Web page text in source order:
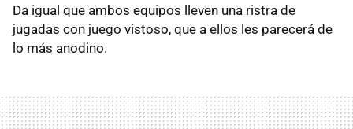
Da igual que ambos equipos lleven una ristra de
jugadas con juego vistoso, que a ellos les parecerá de
lo más anodino.